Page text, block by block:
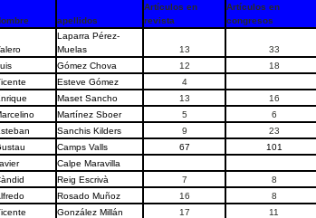
apellidos
Artículos en
revista
Artículos en
congresos
Laparra Pérez-
Muelas
13 33
Gómez Chova 12 18
Esteve Gómez
4
Maset Sancho 13 16
Martínez Sboer 5 6
Sanchis Kilders 9 23
Camps Valls 67 101
Calpe Maravilla
Reig Escrivà 7 8
Rosado Muñoz 16 8
González Millán 17 11